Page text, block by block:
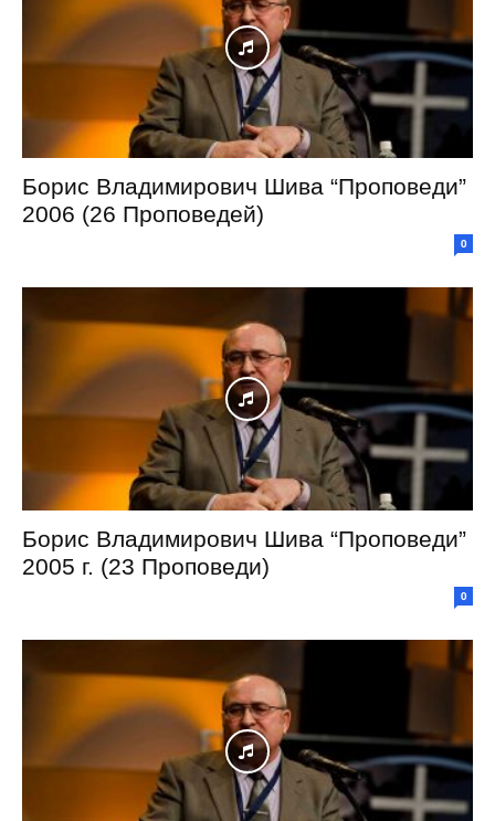
Борис Владимирович Шива “Проповеди”
2006 (26 Проповедей)
0
Борис Владимирович Шива “Проповеди”
2005 г. (23 Проповеди)
0